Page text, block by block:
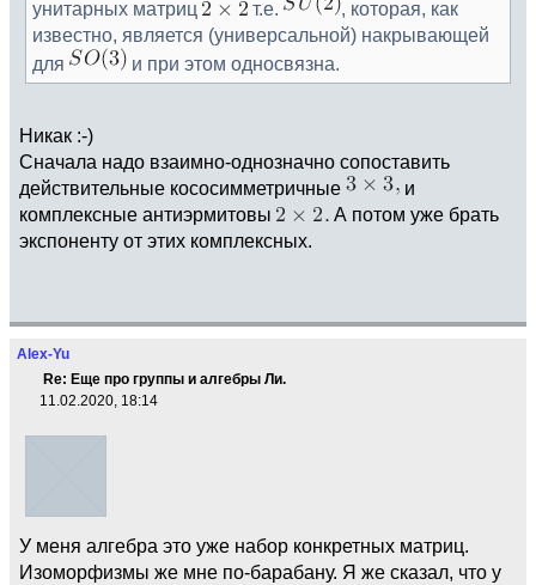
унитарных матриц
т.е.
, которая, как
известно, является (универсальной) накрывающей
для
и при этом односвязна.
Никак :-)
Сначала надо взаимно-однозначно сопоставить
действительные кососимметричные
и
комплексные антиэрмитовы
А потом уже брать
экспоненту от этих комплексных.
Alex-Yu
Re: Еще про группы и алгебры Ли.
11.02.2020, 18:14
У меня алгебра это уже набор конкретных матриц.
Изоморфизмы же мне по-барабану. Я же сказал, что у